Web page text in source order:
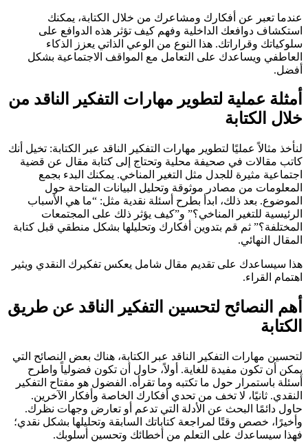
عندما تعبر عن أفكارك ومشاعرك من خلال الكتابة، يمكنك
استكشاف دوافعك الداخلية وفهم كيف تؤثر هذه الدوافع على
سلوكياتك وقراراتك. هذا النوع من الوعي الذاتي يعزز الذكاء
العاطفي ويساعدك على التعامل مع المواقف الاجتماعية بشكل
أفضل.
أمثلة عملية لتطوير مهارات التفكير الناقد من
خلال الكتابة
لنأخذ مثالاً عمليًا لتطوير مهارات التفكير الناقد عبر الكتابة: تخيل أنك
كاتب مقالات في صحيفة محلية وتحتاج إلى كتابة مقال عن قضية
اجتماعية مثيرة للجدل مثل التغير المناخي. يمكنك البدء بجمع
المعلومات من مصادر موثوقة وتحليل البيانات المتاحة حول
الموضوع. بعد ذلك، ابدأ بطرح أسئلة نقدية مثل: “ما هي الأسباب
الرئيسية للتغير المناخي؟” و”كيف يؤثر ذلك على المجتمعات
المختلفة؟” ثم قم بتدوين أفكارك وتحليلها بشكل منطقي قبل كتابة
المقال النهائي.
هذا سيساعدك على تقديم مقال شامل يعكس تفكيرك النقدي ويثير
اهتمام القراء.
أهم النصائح لتحسين التفكير الناقد عن طريق
الكتابة
لتحسين مهارات التفكير الناقد عبر الكتابة، هناك بعض النصائح التي
يمكن أن تكون مفيدة للغاية. أولاً، حاول أن تكون فضولياً واطرح
أسئلة باستمرار حول ما تكتبه وما تقرأه. الفضول هو مفتاح التفكير
النقدي. ثانيًا، لا تخف من تحدي أفكارك الخاصة وأفكار الآخرين.
حاول دائمًا البحث عن الأدلة التي تدعم أو تعارض وجهات نظرك.
وأخيرًا، خصص وقتًا لمراجعة كتاباتك السابقة وتحليلها بشكل نقدي؛
فهذا سيساعدك على التعلم من أخطائك وتحسين أسلوبك.